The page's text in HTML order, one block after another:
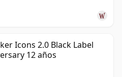
Icons 2.0 Black Label
12 años